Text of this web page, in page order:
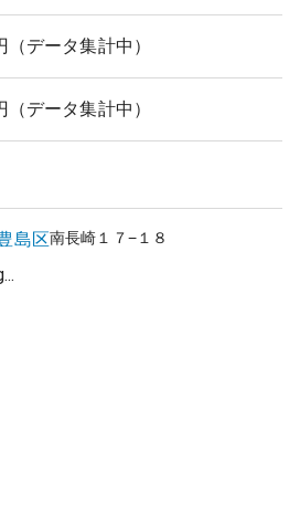
る物件と言えるでしょう。災害リ
定の地域リスクについても事前に
。
（データ集計中）
（データ集計中）
島区南長崎１７−１８